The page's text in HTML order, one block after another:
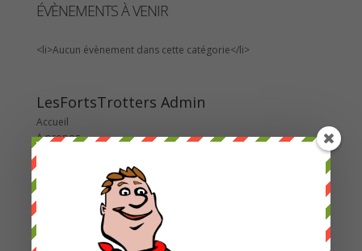
ÉVÈNEMENTS À VENIR
<li>Aucun évènement dans cette catégorie</li>
LesFortsTrotters Admin
Accueil
A propos
Contact
Programme Saison 25-26
Assisté : création événement
Assisté : Gérer les réservations
Assisté : création Newsletters
Les Courses de la Colline